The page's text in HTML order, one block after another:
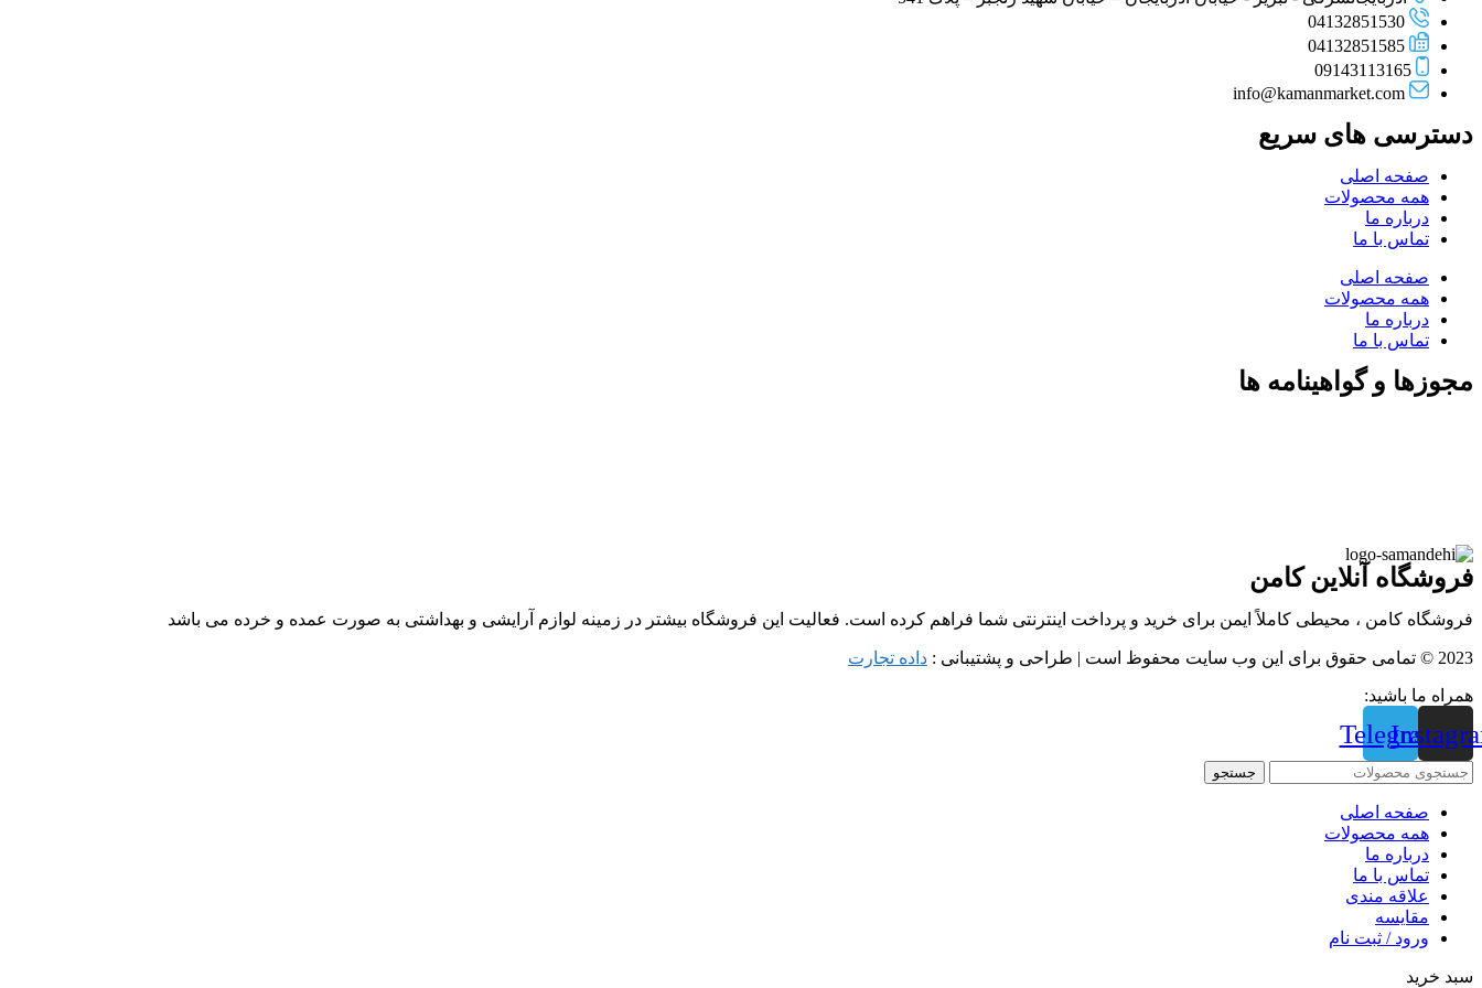
04132851530
04132851585
09143113165
info@kamanmarket.com
دسترسی های سریع
صفحه اصلی
همه محصولات
درباره ما
تماس با ما
صفحه اصلی
همه محصولات
درباره ما
تماس با ما
مجوزها و گواهینامه ها
فروشگاه آنلاین کامن
فروشگاه کامن ، محیطی کاملاً ایمن برای خرید و پرداخت اینترنتی شما فراهم کرده است. فعالیت این فروشگاه بیشتر در زمینه لوازم آرایشی و بهداشتی به صورت عمده و خرده می باشد
2023 © تمامی حقوق برای این وب سایت محفوظ است | طراحی و پشتیبانی :
داده تجارت
همراه ما باشید:
Telegram
جستجو
صفحه اصلی
همه محصولات
درباره ما
تماس با ما
علاقه مندی
مقايسه
ورود / ثبت نام
سبد خرید